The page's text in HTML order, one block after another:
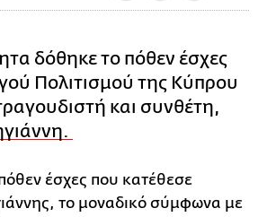
δόθηκε το πόθεν έσχες
Πολιτισμού της Κύπρου
και συνθέτη,
έσχες που κατέθεσε
το μοναδικό σύμφωνα με